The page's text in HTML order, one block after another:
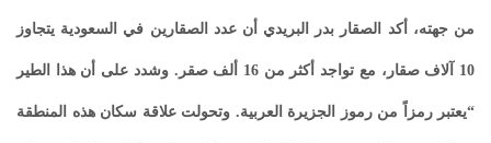
من جهته، أكد الصقار بدر البريدي أن عدد الصقارين في السعودية يتجاوز
10 آلاف صقار، مع تواجد أكثر من 16 ألف صقر. وشدد على أن هذا الطير
“يعتبر رمزاً من رموز الجزيرة العربية. وتحولت علاقة سكان هذه المنطقة